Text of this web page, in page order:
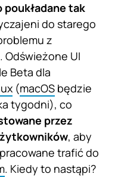
tak
do starego
z
Odświeżone UI
Beta dla
(macOS będzie
tygodni), co
przez
, aby
trafić do
. Kiedy to nastąpi?